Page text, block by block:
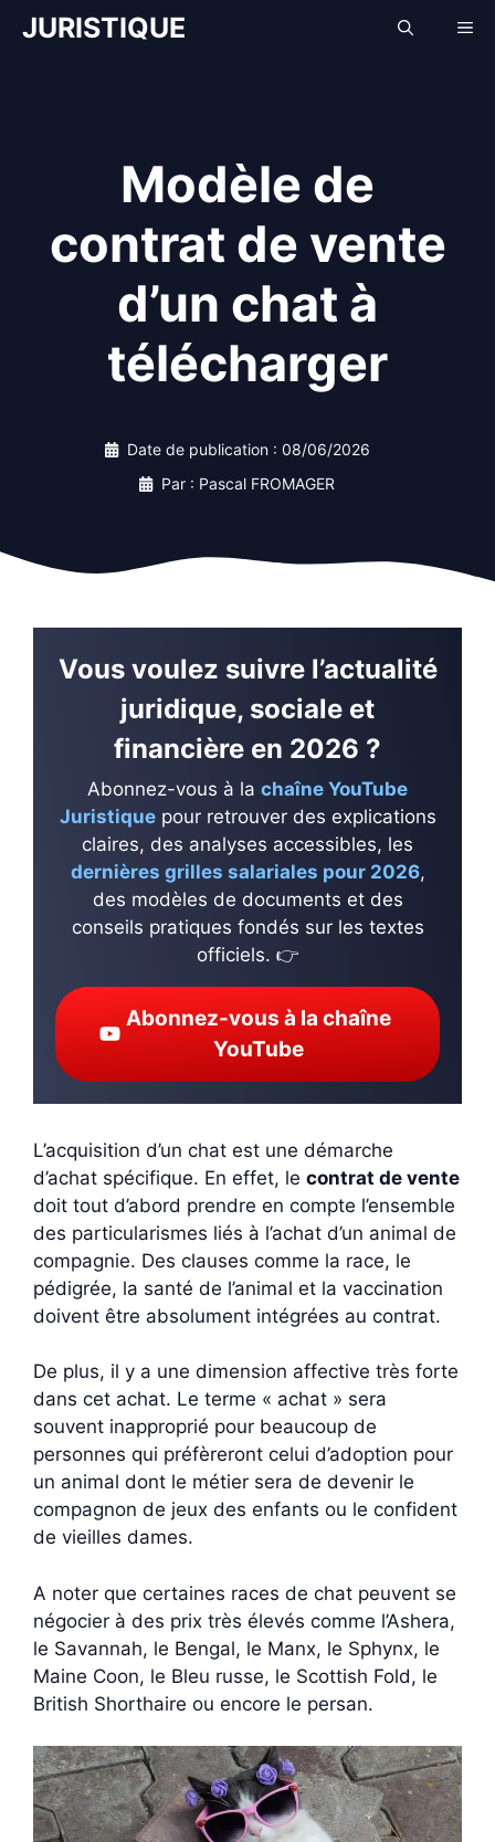
AllerJURISTIQUE
Modèle de
contrat de vente
d’un chat à
télécharger
Date de publication : 08/06/2026
Par : Pascal FROMAGER
Vous voulez suivre l’actualité
juridique, sociale et
financière en 2026 ?
Abonnez-vous à la chaîne YouTube
Juristiquepour retrouver des explications
claires, des analyses accessibles, les
dernières grilles salariales pour 2026,
des modèles de documents et des
conseils pratiques fondés sur les textes
officiels. 👉
Abonnez-vous à la chaîne
YouTube
L’acquisition d’un chat est une démarche
d’achat spécifique. En effet, le contrat de vente
doit tout d’abord prendre en compte l’ensemble
des particularismes liés à l’achat d’un animal de
compagnie. Des clauses comme la race, le
pédigrée, la santé de l’animal et la vaccination
doivent être absolument intégrées au contrat.
De plus, il y a une dimension affective très forte
dans cet achat. Le terme « achat » sera
souvent inapproprié pour beaucoup de
personnes qui préfèreront celui d’adoption pour
un animal dont le métier sera de devenir le
compagnon de jeux des enfants ou le confident
de vieilles dames.
A noter que certaines races de chat peuvent se
négocier à des prix très élevés comme l’Ashera,
le Savannah, le Bengal, le Manx, le Sphynx, le
Maine Coon, le Bleu russe, le Scottish Fold, le
British Shorthaire ou encore le persan.